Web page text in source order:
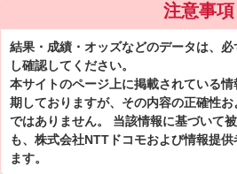
注意事項
結果・成績・オッズなどのデータは、
し確認してください。
本サイトのページ上に掲載されている
期しておりますが、その内容の正確性
ではありません。 当該情報に基づいて
も、株式会社NTTドコモおよび情報提
ます。